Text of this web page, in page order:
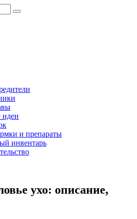
идеи
и препараты
инвентарь
ухо: описание,